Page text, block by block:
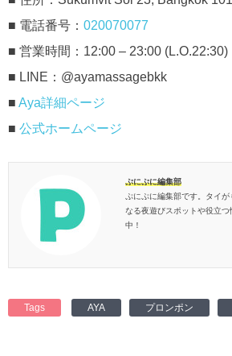
■ 電話番号： 020070077
■ 営業時間：12:00 – 23:00 (L.O.22:30)
■ LINE：@ayamassagebkk
■ Aya詳細ページ
■ 公式ホームページ
ぷにぷに編集部
ぷにぷに編集部です。タイが
なる夜遊びスポットや役立つ
中！
Tags AYA プロンポン